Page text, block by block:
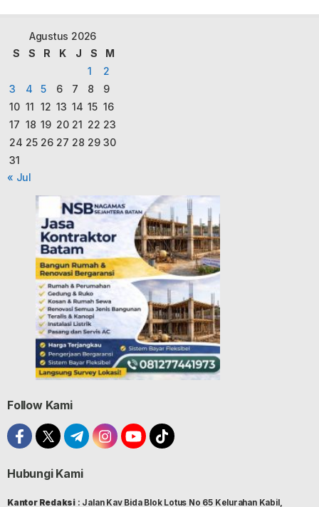
Agustus 2026
S
S R K J S
M
1
2
3
4 5 6 7 8
9
10 11 12 13 14 15 16
17 18 19 20 21 22 23
24 25 26 27 28 29 30
31
« Jul
Follow Kami
Hubungi Kami
Kantor Redaksi : Jalan Kav Bida Blok Lotus No 65 Kelurahan Kabil,